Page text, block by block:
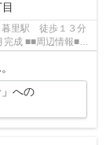
報■■
」への